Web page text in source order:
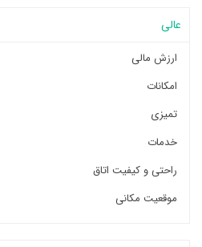
عالی
ارزش مالی
امکانات
تمیزی
خدمات
راحتی و کیفیت اتاق
موقعیت مکانی